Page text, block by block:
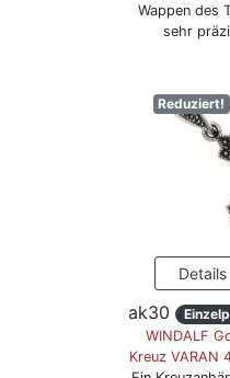
Wappen des
sehr
Reduziert!
ak30
WINDALF
Kreuz VARAN